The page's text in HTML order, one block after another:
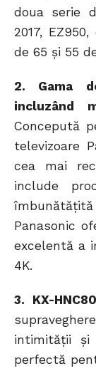
doua serie
2017,
de 65 și 55
2. Gama
incluzând
Concepută
televizoare
cea mai
include
Panasonic
excelentă a
4K.
3. KX-
intimității și
perfectă